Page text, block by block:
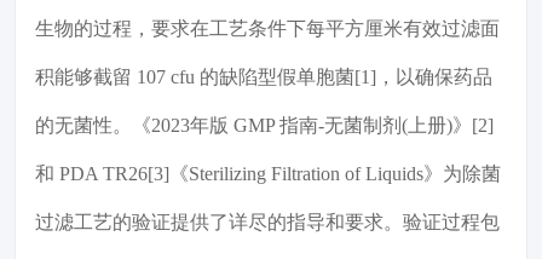
生物的过程，要求在工艺条件下每平方厘米有效过滤面
积能够截留 107 cfu 的缺陷型假单胞菌[1]，以确保药品
的无菌性。《2023年版 GMP 指南-无菌制剂(上册)》[2]
和 PDA TR26[3]《Sterilizing Filtration of Liquids》为除菌
过滤工艺的验证提供了详尽的指导和要求。验证过程包